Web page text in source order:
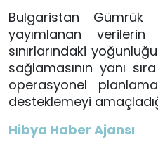
Bulgaristan Gümrük
yayımlanan
sınırlarındaki
sağlamasının yanı
operasyonel
desteklemeyi
Hibya Haber Ajansı